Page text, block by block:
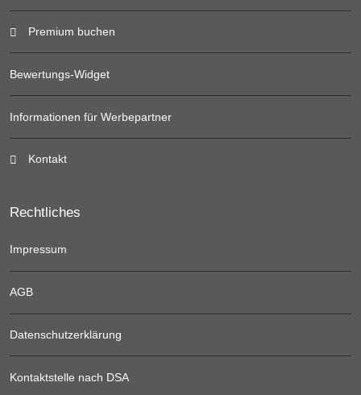
Premium buchen
Bewertungs-Widget
Informationen für Werbepartner
Kontakt
Rechtliches
Impressum
AGB
Datenschutzerklärung
Kontaktstelle nach DSA